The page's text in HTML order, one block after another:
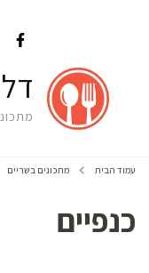
עמוד הבית מתכונים בשריים
כנפיים